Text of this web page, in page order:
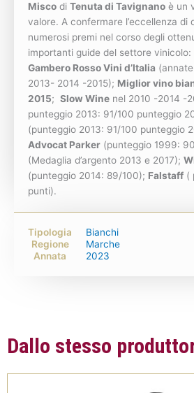
Misco di Tenuta di Tavignano è un
valore. A confermare l’eccellenza di
numerosi premi nel corso degli
importanti guide del settore vinicolo:
Gambero Rosso Vini d’Italia
2013- 2014 -2015); Miglior vino
2015; Slow Wine nel 2010 -2014 -
punteggio 2013: 91/100 punteggio
(punteggio 2013: 91/100 punteggio
Advocat Parker (punteggio 1999:
(Medaglia d’argento 2013 e 2017);
(punteggio 2014: 89/100); Falstaff (
punti).
Tipologia
Bianchi
Regione
Marche
Annata
2023
Dallo stesso